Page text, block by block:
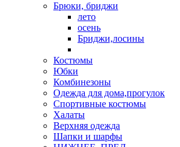
Брюки, бриджи
лето
осень
Бриджи,лосины
Костюмы
Юбки
Комбинезоны
Одежда для дома,прогулок
Спортивные костюмы
Халаты
Верхняя одежда
Шапки и шарфы